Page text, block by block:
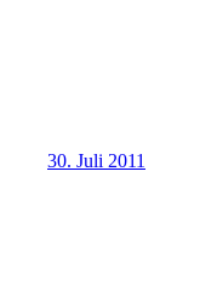
30. Juli 2011